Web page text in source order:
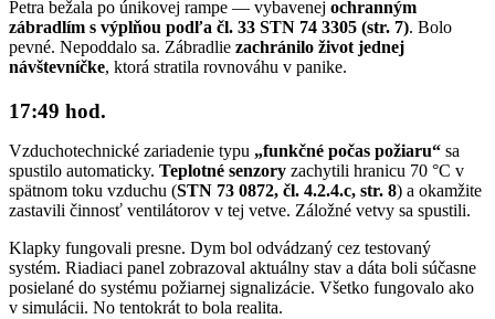
Petra bežala po únikovej rampe — vybavenej ochranným
zábradlím s výplňou podľa čl. 33 STN 74 3305 (str. 7). Bolo
pevné. Nepoddalo sa. Zábradlie zachránilo život jednej
návštevníčke, ktorá stratila rovnováhu v panike.
17:49 hod.
Vzduchotechnické zariadenie typu „funkčné počas požiaru“ sa
spustilo automaticky. Teplotné senzory zachytili hranicu 70 °C v
spätnom toku vzduchu (STN 73 0872, čl. 4.2.4.c, str. 8) a okamžite
zastavili činnosť ventilátorov v tej vetve. Záložné vetvy sa spustili.
Klapky fungovali presne. Dym bol odvádzaný cez testovaný
systém. Riadiaci panel zobrazoval aktuálny stav a dáta boli súčasne
posielané do systému požiarnej signalizácie. Všetko fungovalo ako
v simulácii. No tentokrát to bola realita.